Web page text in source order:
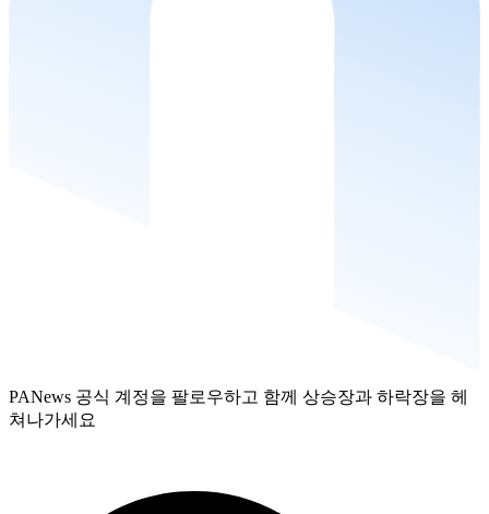
PANews 공식 계정을 팔로우하고 함께 상승장과 하락장을 헤
쳐나가세요